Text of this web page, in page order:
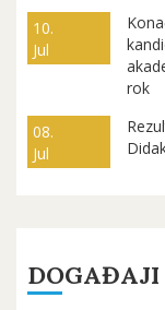
10.
Jul
rok
08.
Jul
DOGAĐAJI